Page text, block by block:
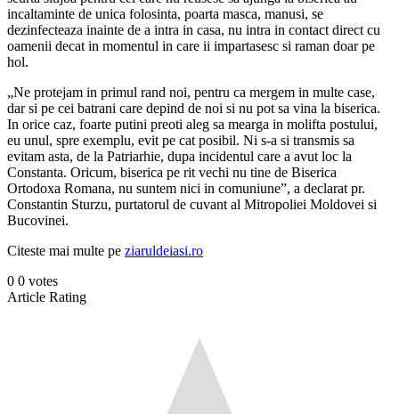
incaltaminte de unica folosinta, poarta masca, manusi, se
dezinfecteaza inainte de a intra in casa, nu intra in contact direct cu
oamenii decat in momentul in care ii impartasesc si raman doar pe
hol.
„Ne protejam in primul rand noi, pentru ca mergem in multe case,
dar si pe cei batrani care depind de noi si nu pot sa vina la biserica.
In orice caz, foarte putini preoti aleg sa mearga in molifta postului,
eu unul, spre exemplu, evit pe cat posibil. Ni s-a si transmis sa
evitam asta, de la Patriarhie, dupa incidentul care a avut loc la
Constanta. Oricum, biserica pe rit vechi nu tine de Biserica
Ortodoxa Romana, nu suntem nici in comuniune”, a declarat pr.
Constantin Sturzu, purtatorul de cuvant al Mitropoliei Moldovei si
Bucovinei.
Citeste mai multe pe ziaruldeiasi.ro
0 0 votes
Article Rating